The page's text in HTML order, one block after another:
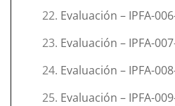
Evaluación – IPFA-
Evaluación – IPFA-
Evaluación – IPFA-
Evaluación – IPFA-